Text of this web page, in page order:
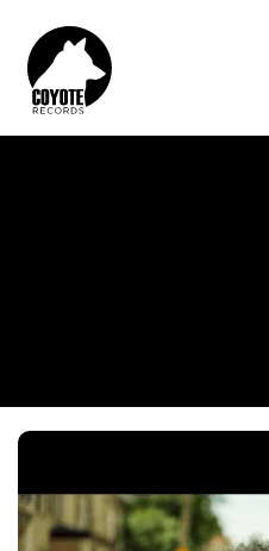
Records